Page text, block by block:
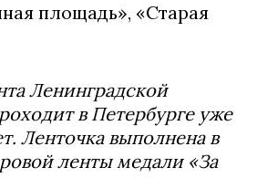
площадь», «Старая
Ленинградской
в Петербурге уже
Ленточка выполнена в
ленты медали «За